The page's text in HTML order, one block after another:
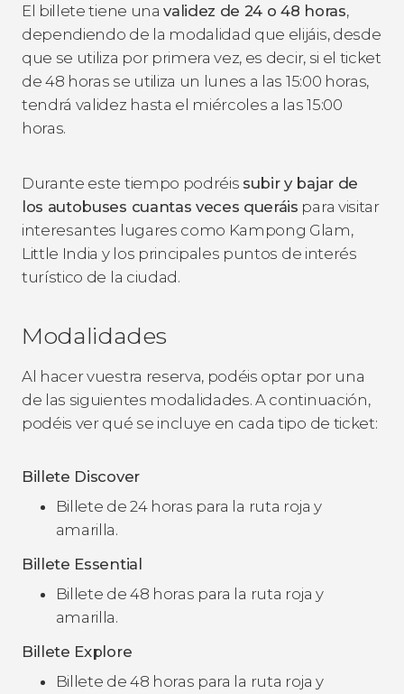
El billete tiene unavalidez de 24 o 48 horas,
dependiendo de la modalidad que elijáis, desde
que se utiliza por primera vez, es decir, si el ticket
de 48 horas se utiliza un lunes a las 15:00 horas,
tendrá validez hasta el miércoles a las 15:00
horas.
Durante este tiempo podréis subir y bajar de
los autobuses cuantas veces queráis para visitar
interesantes lugares como Kampong Glam,
Little India y los principales puntos de interés
turístico de la ciudad.
Modalidades
Al hacer vuestra reserva, podéis optar por una
de las siguientes modalidades. A continuación,
podéis ver qué se incluye en cada tipo de ticket:
Billete Discover
Billete de 24 horas para la ruta roja y
amarilla.
Billete Essential
Billete de 48 horas para la ruta roja y
amarilla.
Billete Explore
Billete de 48 horas para la ruta roja y